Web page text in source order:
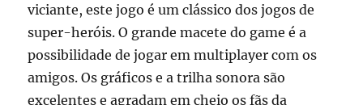
viciante, este jogo é um clássico dos jogos de
super-heróis. O grande macete do game é a
possibilidade de jogar em multiplayer com os
amigos. Os gráficos e a trilha sonora são
excelentes e agradam em cheio os fãs da